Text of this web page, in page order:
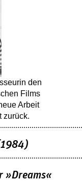
den
Films
Arbeit
zurück.
»Dreams«